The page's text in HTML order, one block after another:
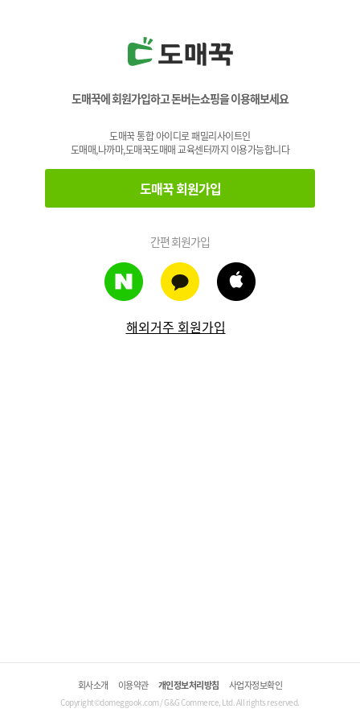
도매꾹에 회원가입하고 돈버는쇼핑을 이용해보세요
도매꾹 통합 아이디로 패밀리사이트인
도매매,나까마,도매꾹도매매 교육센터까지 이용가능합니다
도매꾹 회원가입
간편 회원가입
해외거주 회원가입
회사소개 이용약관 개인정보처리방침 사업자정보확인
Copyright©domeggook.com / G&G Commerce, Ltd. All rights reserved.